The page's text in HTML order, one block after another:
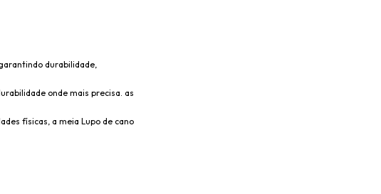
durabilidade,
onde mais precisa. as
físicas, a meia Lupo de cano